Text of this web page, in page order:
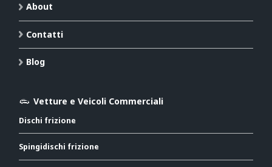
About
Contatti
Blog
Vetture e Veicoli Commerciali
Dischi frizione
Spingidischi frizione